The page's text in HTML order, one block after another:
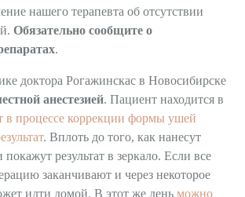
нашего терапевта об отсутствии
Обязательно сообщите о
.
доктора Рогажинскас в Новосибирске
анестезией. Пациент находится в
в процессе коррекции формы ушей
. Вплоть до того, как нанесут
результат в зеркало. Если все
заканчивают и через некоторое
идти домой. В этот же день можно